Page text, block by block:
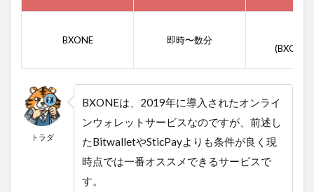
BXONE 即時〜数分
(BXONE
トラダ
BXONEは、2019年に導入されたオンライ
ンウォレットサービスなのですが、前述し
たBitwalletやSticPayよりも条件が良く現
時点では一番オススメできるサービスで
す。